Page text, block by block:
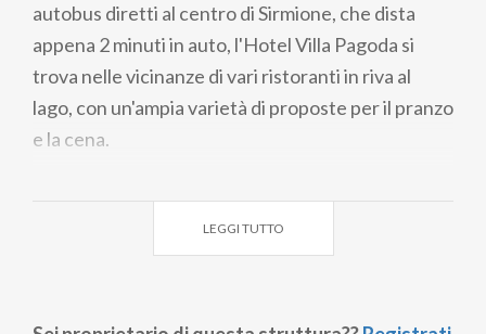
autobus diretti al centro di Sirmione, che dista
appena 2 minuti in auto, l'Hotel Villa Pagoda si
trova nelle vicinanze di vari ristoranti in riva al
lago, con un'ampia varietà di proposte per il pranzo
e la cena.
LEGGI TUTTO